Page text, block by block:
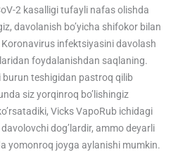
2 kasalligi tufayli nafas olishda
davolanish bo’yicha shifokor bilan
infektsiyasini davolash
foydalanishdan saqlaning.
teshigidan pastroq qilib
siz yorqinroq bo’lishingiz
Vicks VapoRub ichidagi
dog’lardir, ammo deyarli
yomonroq joyga aylanishi mumkin.